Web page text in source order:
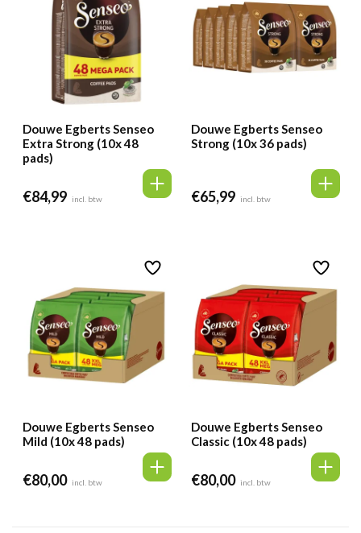
Douwe Egberts Senseo
Extra Strong (10x 48
pads)
€84,99 incl. btw
Douwe Egberts Senseo
Strong (10x 36 pads)
€65,99 incl. btw
Douwe Egberts Senseo
Mild (10x 48 pads)
€80,00 incl. btw
Douwe Egberts Senseo
Classic (10x 48 pads)
€80,00 incl. btw